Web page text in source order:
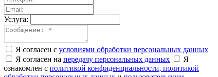
Услуга:
Я согласен с условиями обработки персональных данных
Я согласен на передачу персональных данных
Я
ознакомлен с политикой конфиденциальности, политикой